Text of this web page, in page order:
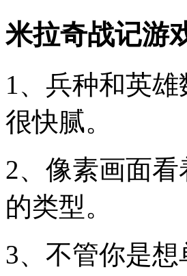
米拉奇战记游
1、兵种和英
很快腻。
2、像素画面
的类型。
3、不管你是